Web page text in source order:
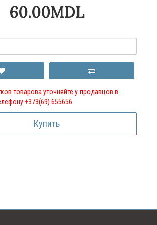
60.00MDL
товарова уточняйте у продавцов в
+373(69) 655656
Купить